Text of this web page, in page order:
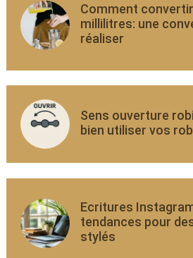
Comment
millilitres: une
réaliser
Sens ouverture
bien utiliser vos
Ecritures
tendances pour
stylés